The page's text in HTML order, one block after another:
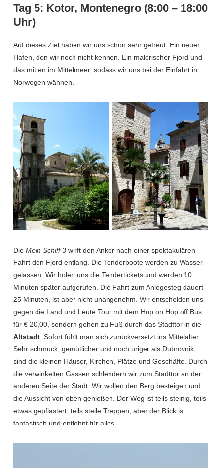
Tag 5: Kotor, Montenegro (8:00 – 18:00
Uhr)
Auf dieses Ziel haben wir uns schon sehr gefreut. Ein neuer
Hafen, den wir noch nicht kennen. Ein malerischer Fjord und
das mitten im Mittelmeer, sodass wir uns bei der Einfahrt in
Norwegen wähnen.
Die Mein Schiff 3wirft den Anker nach einer spektakulären
Fahrt den Fjord entlang. Die Tenderboote werden zu Wasser
gelassen. Wir holen uns die Tendertickets und werden 10
Minuten später aufgerufen. Die Fahrt zum Anlegesteg dauert
25 Minuten, ist aber nicht unangenehm. Wir entscheiden uns
gegen die Land und Leute Tour mit dem Hop on Hop off Bus
für € 20,00, sondern gehen zu Fuß durch das Stadttor in die
Altstadt. Sofort fühlt man sich zurückversetzt ins Mittelalter.
Sehr schmuck, gemütlicher und noch uriger als Dubrovnik,
sind die kleinen Häuser, Kirchen, Plätze und Geschäfte. Durch
die verwinkelten Gassen schlendern wir zum Stadttor an der
anderen Seite der Stadt. Wir wollen den Berg besteigen und
die Aussicht von oben genießen. Der Weg ist teils steinig, teils
etwas gepflastert, teils steile Treppen, aber der Blick ist
fantastisch und entlohnt für alles.